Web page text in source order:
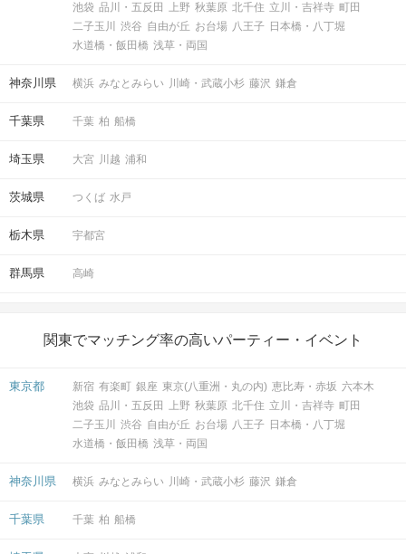
池袋 品川・五反田 上野 秋葉原 北千住 立川・吉祥寺 町田
二子玉川
渋谷 自由が丘 お台場 八王子 日本橋・八丁堀
水道橋・飯田橋 浅草・両国
神奈川県 横浜 みなとみらい 川崎・武蔵小杉 藤沢 鎌倉
千葉県 千葉 柏 船橋
埼玉県 大宮 川越 浦和
茨城県 つくば 水戸
栃木県 宇都宮
群馬県 高崎
関東でマッチング率の高いパーティー・イベント
東京都 新宿 有楽町 銀座 東京(八重洲・丸の内) 恵比寿・赤坂 六本木
池袋 品川・五反田 上野 秋葉原 北千住 立川・吉祥寺 町田
二子玉川
渋谷 自由が丘 お台場 八王子 日本橋・八丁堀
水道橋・飯田橋 浅草・両国
神奈川県 横浜 みなとみらい 川崎・武蔵小杉 藤沢 鎌倉
千葉県 千葉 柏 船橋